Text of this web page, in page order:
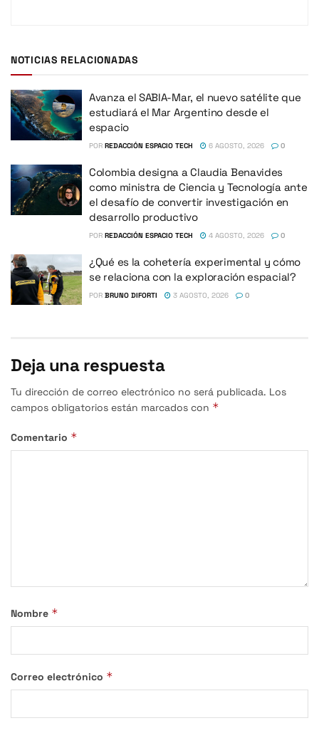
NOTICIAS RELACIONADAS
Avanza el SABIA-Mar, el nuevo satélite que
estudiará el Mar Argentino desde el
espacio
POR REDACCIÓN ESPACIO TECH 6 AGOSTO, 2026 0
Colombia designa a Claudia Benavides
como ministra de Ciencia y Tecnología ante
el desafío de convertir investigación en
desarrollo productivo
POR REDACCIÓN ESPACIO TECH 4 AGOSTO, 2026 0
¿Qué es la cohetería experimental y cómo
se relaciona con la exploración espacial?
POR BRUNO DIFORTI 3 AGOSTO, 2026 0
Deja una respuesta
Tu dirección de correo electrónico no será publicada. Los
campos obligatorios están marcados con *
Comentario *
Nombre *
Correo electrónico *